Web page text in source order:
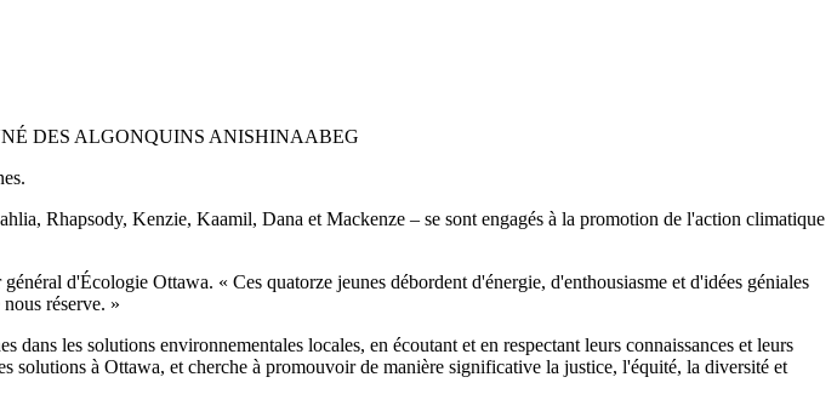
DES ALGONQUINS ANISHINAABEG
Rhapsody, Kenzie, Kaamil, Dana et Mackenze – se sont engagés à la promotion de l'action climatique
d'Écologie Ottawa. « Ces quatorze jeunes débordent d'énergie, d'enthousiasme et d'idées géniales
réserve. »
les solutions environnementales locales, en écoutant et en respectant leurs connaissances et leurs
solutions à Ottawa, et cherche à promouvoir de manière significative la justice, l'équité, la diversité et